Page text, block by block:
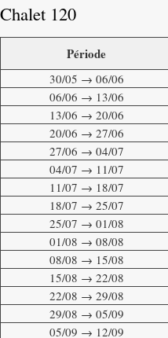
Chalet 120
Période
30/05 → 06/06
06/06 → 13/06
13/06 → 20/06
20/06 → 27/06
27/06 → 04/07
04/07 → 11/07
11/07 → 18/07
18/07 → 25/07
25/07 → 01/08
01/08 → 08/08
08/08 → 15/08
15/08 → 22/08
22/08 → 29/08
29/08 → 05/09
05/09 → 12/09